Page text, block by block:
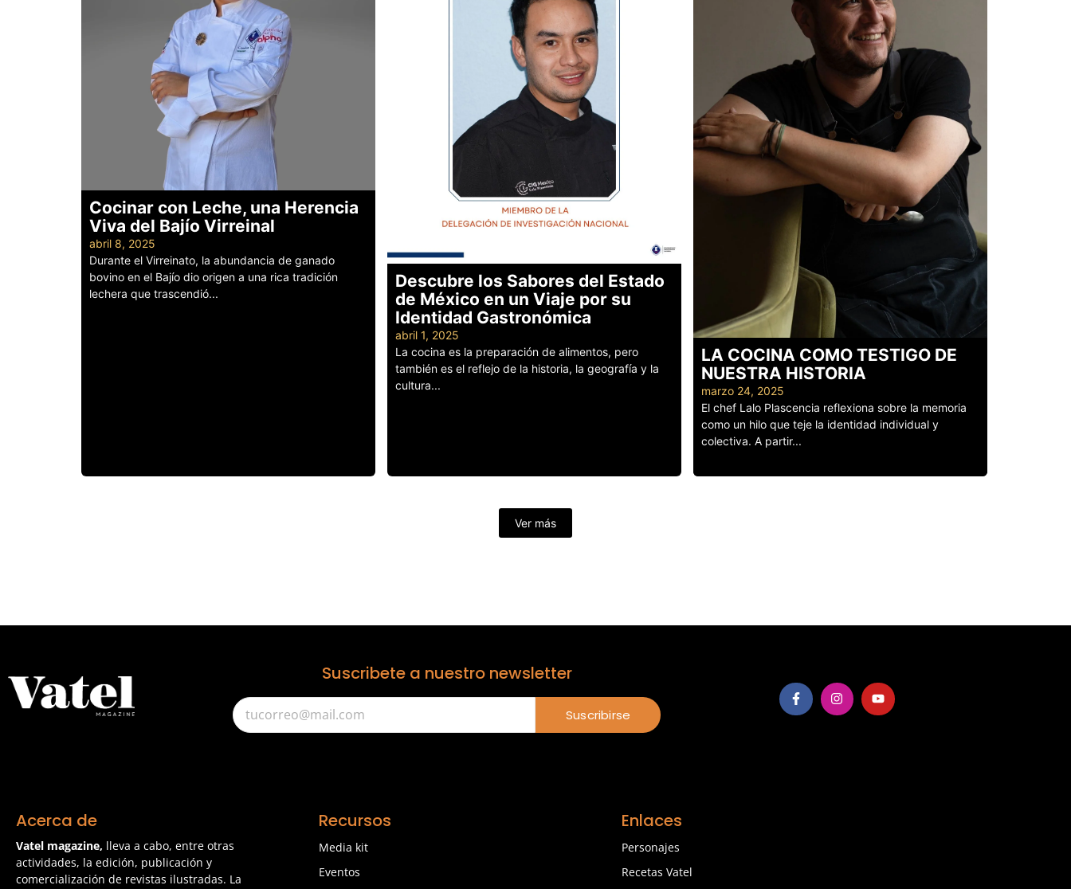
Cocinar con Leche, una Herencia
Viva del Bajío Virreinal
abril 8, 2025
Durante el Virreinato, la abundancia de ganado
bovino en el Bajío dio origen a una rica tradición
lechera que trascendió...
Descubre los Sabores del Estado
de México en un Viaje por su
Identidad Gastronómica
abril 1, 2025
La cocina es la preparación de alimentos, pero
también es el reflejo de la historia, la geografía y la
cultura...
LA COCINA COMO TESTIGO DE
NUESTRA HISTORIA
marzo 24, 2025
El chef Lalo Plascencia reflexiona sobre la memoria
como un hilo que teje la identidad individual y
colectiva. A partir...
Ver más
Suscribete a nuestro newsletter
Suscribirse
Acerca de
Vatel magazine, lleva a cabo, entre otras
actividades, la edición, publicación y
comercialización de revistas ilustradas. La
Recursos
Media kit
Eventos
Enlaces
Personajes
Recetas Vatel